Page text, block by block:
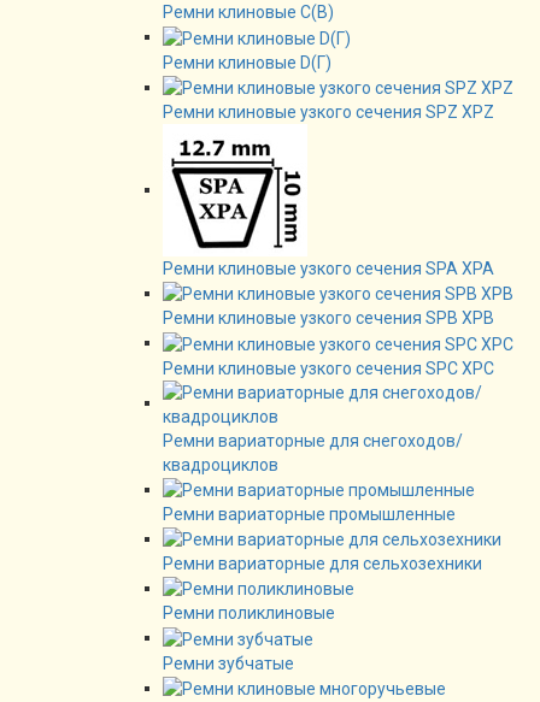
Ремни клиновые C(B)
Ремни клиновые D(Г)
Ремни клиновые узкого сечения SPZ XPZ
Ремни клиновые узкого сечения SPA XPA
Ремни клиновые узкого сечения SPB XPB
Ремни клиновые узкого сечения SPC XPC
Ремни вариаторные для снегоходов/
квадроциклов
Ремни вариаторные промышленные
Ремни вариаторные для сельхозехники
Ремни поликлиновые
Ремни зубчатые